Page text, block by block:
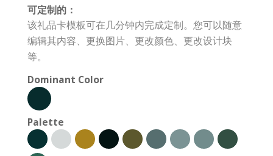
可定制的：
该礼品卡模板可在几分钟内完成定制。您可以随意
编辑其内容、更换图片、更改颜色、更改设计块
等。
Dominant Color
Palette